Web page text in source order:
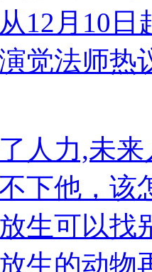
12月10日
觉法师热
人力,未
下他，该
生可以找
生的动物